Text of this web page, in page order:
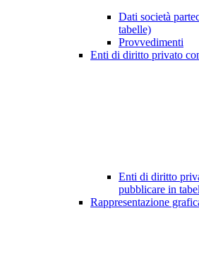
Dati società
tabelle)
Provvedimenti
Enti di diritto privato
Enti di diritto
pubblicare in
Rappresentazione